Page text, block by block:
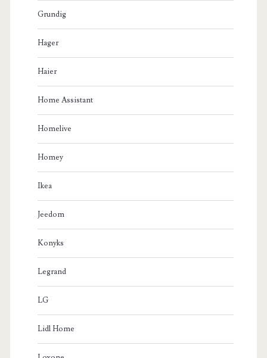
Grundig
Hager
Haier
Home Assistant
Homelive
Homey
Ikea
Jeedom
Konyks
Legrand
LG
Lidl Home